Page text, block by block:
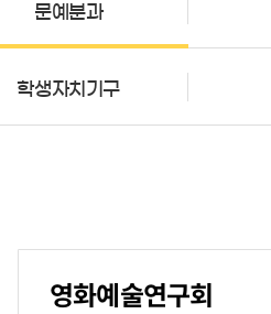
문예분과
학생자치기구
영화예술연구회